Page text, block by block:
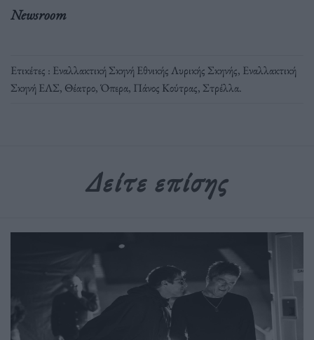
Newsroom
Ετικέτες : Εναλλακτική Σκηνή Εθνικής Λυρικής Σκηνής, Εναλλακτική
Σκηνή ΕΛΣ, Θέατρο,Όπερα, Πάνος Κούτρας, Στρέλλα.
Δείτε επίσης